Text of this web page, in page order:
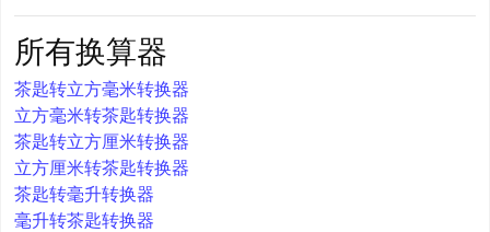
所有换算器
茶匙转立方毫米转换器
立方毫米转茶匙转换器
茶匙转立方厘米转换器
立方厘米转茶匙转换器
茶匙转毫升转换器
毫升转茶匙转换器